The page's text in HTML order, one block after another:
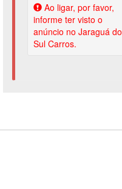
Ao ligar, por favor,
informe ter visto o
anúncio no Jaraguá do
Sul Carros.